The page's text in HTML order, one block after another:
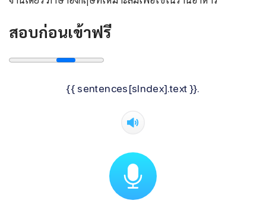
สอบก่อนเข้าฟรี
{{ sentences[sIndex].text }}.